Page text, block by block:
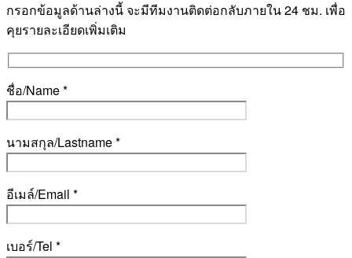
กรอกข้อมูลด้านล่างนี้ จะมีทีมงานติดต่อกลับภายใน 24 ชม. เพื่อ
คุยรายละเอียดเพิ่มเติม
ชื่อ/Name *
นามสกุล/Lastname *
อีเมล์/Email *
เบอร์/Tel *